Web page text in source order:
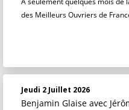
des Meilleurs Ouvriers de
Jeudi 2 Juillet 2026
Benjamin Glaise avec